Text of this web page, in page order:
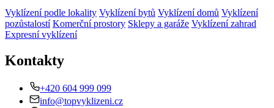
Vyklízení podle lokality Vyklízení bytů Vyklízení domů Vyklízení
pozůstalostí Komerční prostory Sklepy a garáže Vyklízení zahrad
Expresní vyklízení
Kontakty
+420 604 999 099
info@topvyklizeni.cz